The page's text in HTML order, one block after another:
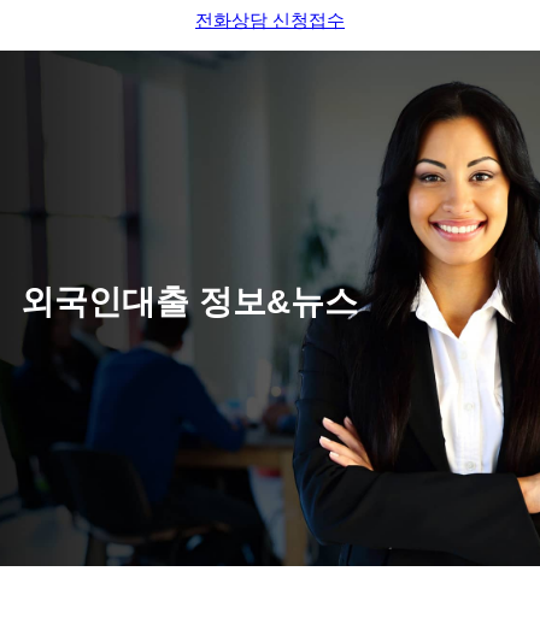
전화상담 신청접수
외국인대출 정보&뉴스